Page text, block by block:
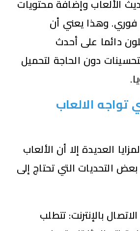
الألعاب وإضافة محتويات
وهذا يعني أن
دائما على أحدث
دون الحاجة لتحميل
تواجه الالعاب
العديدة إلا أن الألعاب
التحديات التي تحتاج إلى
بالإنترنت: تتطلب